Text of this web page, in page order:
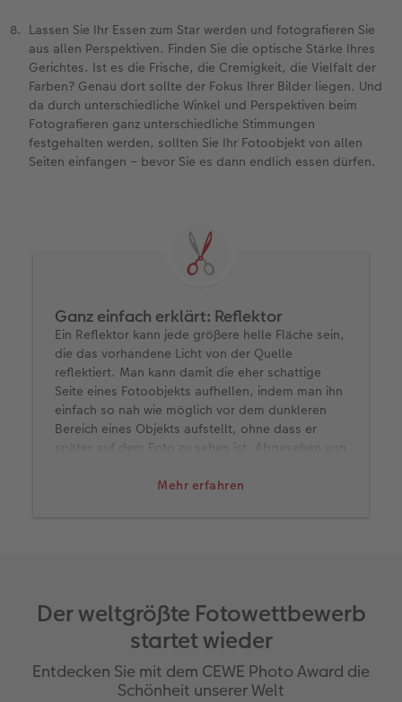
Lassen Sie Ihr Essen zum Star werden und fotografieren Sie
aus allen Perspektiven. Finden Sie die optische Stärke Ihres
Gerichtes. Ist es die Frische, die Cremigkeit, die Vielfalt der
Farben? Genau dort sollte der Fokus Ihrer Bilder liegen. Und
da durch unterschiedliche Winkel und Perspektiven beim
Fotografieren ganz unterschiedliche Stimmungen
festgehalten werden, sollten Sie Ihr Fotoobjekt von allen
Seiten einfangen – bevor Sie es dann endlich essen dürfen.
Mehr erfahren
Ganz einfach erklärt: Reflektor
Ein Reflektor kann jede größere helle Fläche sein,
die das vorhandene Licht von der Quelle
reflektiert. Man kann damit die eher schattige
Seite eines Fotoobjekts aufhellen, indem man ihn
einfach so nah wie möglich vor dem dunkleren
Bereich eines Objekts aufstellt, ohne dass er
später auf dem Foto zu sehen ist. Abgesehen von
simple weiße Pappe ebenfalls diesen Zweck.
Der weltgrößte Fotowettbewerb
startet wieder
Entdecken Sie mit dem CEWE Photo Award die
Schönheit unserer Welt